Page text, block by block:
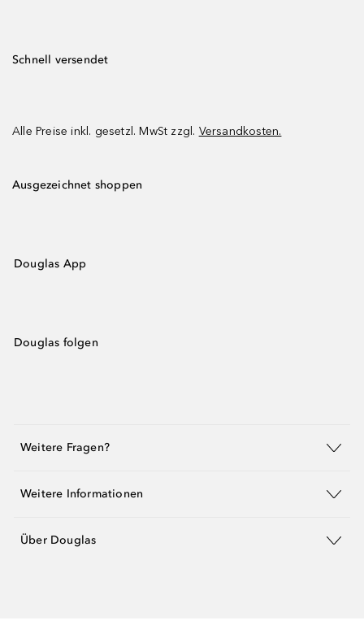
Schnell versendet
Alle Preise inkl. gesetzl. MwSt zzgl. Versandkosten.
Ausgezeichnet shoppen
Douglas App
Douglas folgen
Weitere Fragen?
Weitere Informationen
Über Douglas